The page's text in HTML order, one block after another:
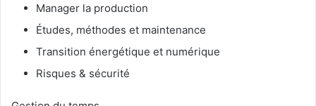
Manager la production
Études, méthodes et maintenance
Transition énergétique et numérique
Risques & sécurité